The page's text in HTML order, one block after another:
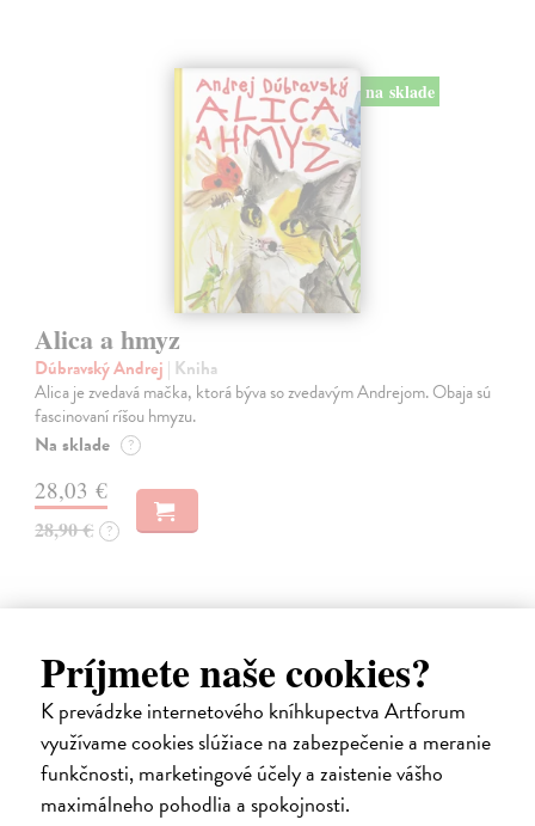
Príjmete naše cookies?
K prevádzke internetového kníhkupectva Artforum
využívame cookies slúžiace na zabezpečenie a meranie
funkčnosti, marketingové účely a zaistenie vášho
maximálneho pohodlia a spokojnosti.
na sklade
Alica a hmyz
Dúbravský Andrej | Kniha
Alica je zvedavá mačka, ktorá býva so zvedavým Andrejom. Obaja sú
fascinovaní ríšou hmyzu.
Na sklade ?
28,03 €
28,90 € ?
na sklade